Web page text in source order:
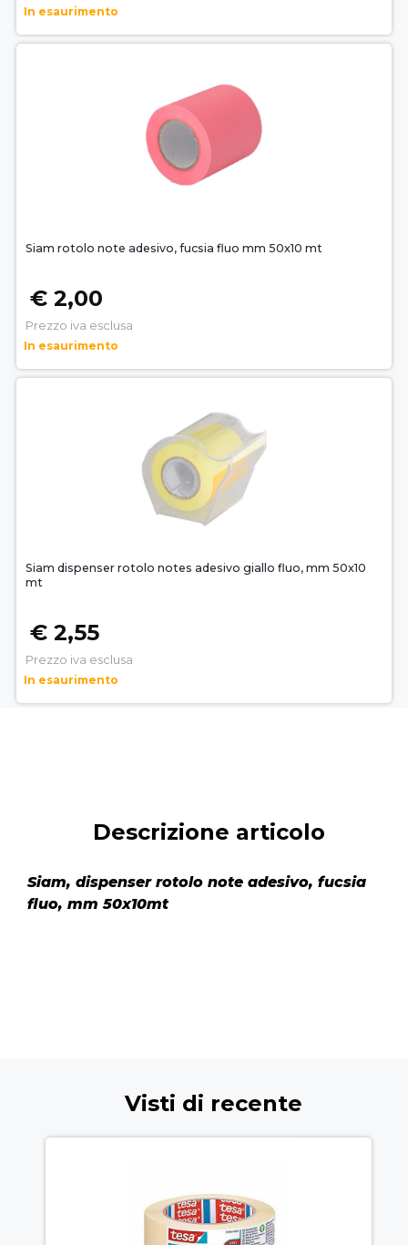
In esaurimento
Siam rotolo note adesivo, fucsia fluo mm 50x10 mt
€ 2,00
Prezzo iva esclusa
In esaurimento
Siam dispenser rotolo notes adesivo giallo fluo, mm 50x10
mt
€ 2,55
Prezzo iva esclusa
In esaurimento
Descrizione articolo
Siam, dispenser rotolo note adesivo, fucsia
fluo, mm 50x10mt
Visti di recente